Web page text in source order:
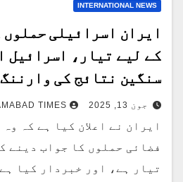
INTERNATIONAL NEWS
ایران اسرائیلی
کے لیے تیار، اسرائیل
سنگین نتائج کی وارننگ
جون 13, 2025 TIMES
ایران نے اعلان کیا ہے کہ
فضائی حملوں کا جواب دینے
تیار ہے، اور خبردار کیا